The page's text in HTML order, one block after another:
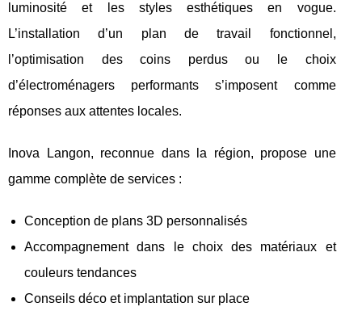
luminosité et les styles esthétiques en vogue.
L’installation d’un plan de travail fonctionnel,
l’optimisation des coins perdus ou le choix
d’électroménagers performants s’imposent comme
réponses aux attentes locales.
Inova Langon, reconnue dans la région, propose une
gamme complète de services :
Conception de plans 3D personnalisés
Accompagnement dans le choix des matériaux et
couleurs tendances
Conseils déco et implantation sur place